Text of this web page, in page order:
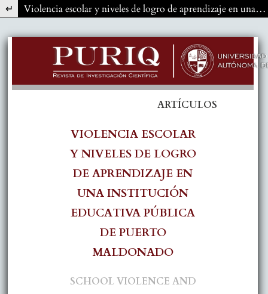
Volver a los detalles del artículo Violencia escolar y niveles de logro de aprendizaje en una institución educativa pública de Puerto Maldonado